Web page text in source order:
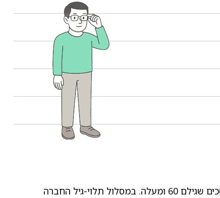
מגדל מקפת משלימה לבני 60 ומעלה הוא מסלול השקעה תלוי-גיל בתוך קרן הפנסיה המשלימה של מגדל, המיועד לחוסכים שגילם 60 ומעלה. במסלול תלוי-גיל החברה